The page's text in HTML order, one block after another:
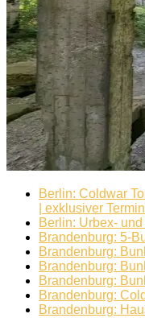
Berlin: Coldwar
| exklusiver
Berlin: Urbex-
Brandenburg: 5-
Brandenburg:
Brandenburg:
Brandenburg:
Brandenburg:
Brandenburg: